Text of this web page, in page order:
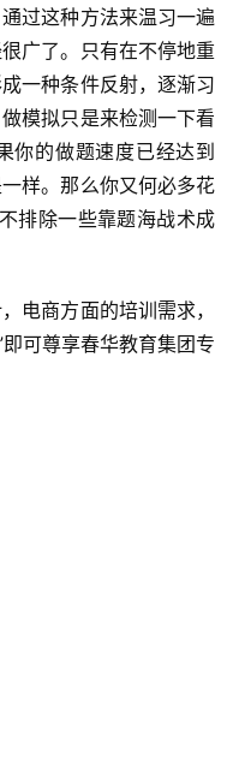
过这种方法来温习一遍
广了。只有在不停地重
一种条件反射，逐渐习
模拟只是来检测一下看
你的做题速度已经达到
样。那么你又何必多花
排除一些靠题海战术成
电商方面的培训需求，
可尊享春华教育集团专